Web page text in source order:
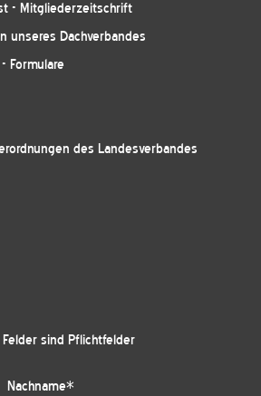
- Mitgliederzeitschrift
unseres Dachverbandes
Formulare
des Landesverbandes
sind Pflichtfelder
Nachname*